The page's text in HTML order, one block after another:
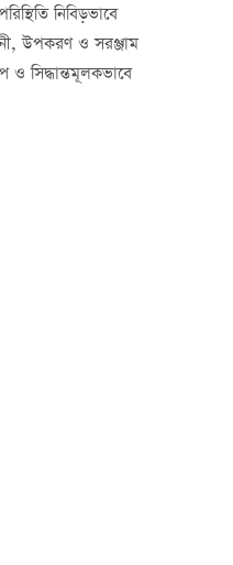
নিবিড়ভাবে
উপকরণ ও সরঞ্জাম
সিদ্ধান্তমূলকভাবে